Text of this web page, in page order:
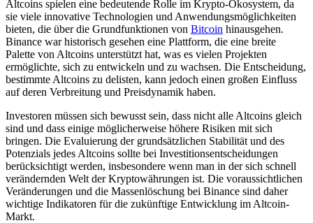
Altcoins spielen eine bedeutende Rolle im Krypto-Ökosystem, da
sie viele innovative Technologien und Anwendungsmöglichkeiten
bieten, die über die Grundfunktionen von Bitcoin hinausgehen.
Binance war historisch gesehen eine Plattform, die eine breite
Palette von Altcoins unterstützt hat, was es vielen Projekten
ermöglichte, sich zu entwickeln und zu wachsen. Die Entscheidung,
bestimmte Altcoins zu delisten, kann jedoch einen großen Einfluss
auf deren Verbreitung und Preisdynamik haben.
Investoren müssen sich bewusst sein, dass nicht alle Altcoins gleich
sind und dass einige möglicherweise höhere Risiken mit sich
bringen. Die Evaluierung der grundsätzlichen Stabilität und des
Potenzials jedes Altcoins sollte bei Investitionsentscheidungen
berücksichtigt werden, insbesondere wenn man in der sich schnell
verändernden Welt der Kryptowährungen ist. Die voraussichtlichen
Veränderungen und die Massenlöschung bei Binance sind daher
wichtige Indikatoren für die zukünftige Entwicklung im Altcoin-
Markt.